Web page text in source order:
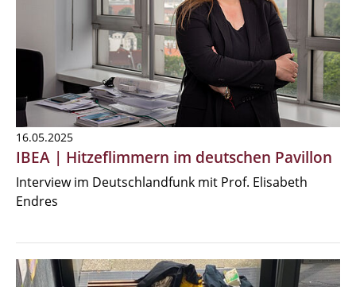
16.05.2025
IBEA | Hitzeflimmern im deutschen Pavillon
Interview im Deutschlandfunk mit Prof. Elisabeth
Endres